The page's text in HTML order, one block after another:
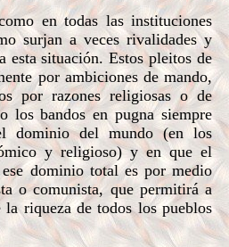
en todas las instituciones
surjan a veces rivalidades y
esta situación. Estos pleitos de
por ambiciones de mando,
por razones religiosas o de
los bandos en pugna siempre
dominio del mundo (en los
y religioso) y en que el
dominio total es por medio
o comunista, que permitirá a
la riqueza de todos los pueblos